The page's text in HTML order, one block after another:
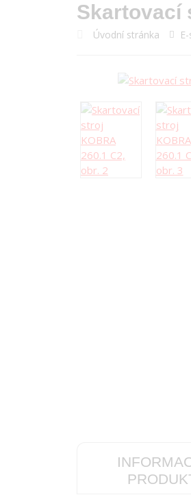
Skartovací
Úvodní stránka